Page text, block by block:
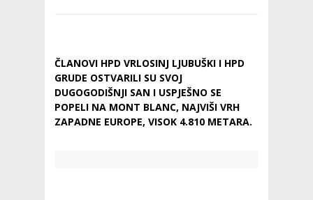
ČLANOVI HPD VRLOSINJ LJUBUŠKI I HPD
GRUDE OSTVARILI SU SVOJ
DUGOGODIŠNJI SAN I USPJEŠNO SE
POPELI NA MONT BLANC, NAJVIŠI VRH
ZAPADNE EUROPE, VISOK 4.810 METARA.